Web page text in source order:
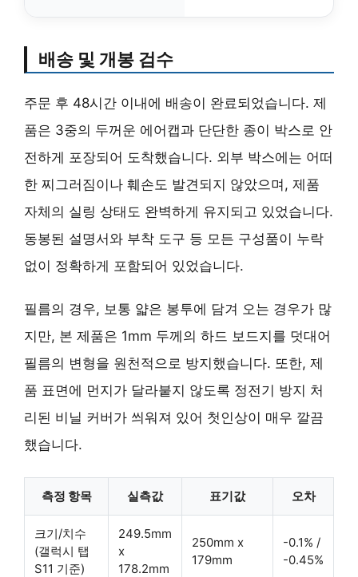
배송 및 개봉 검수
주문 후 48시간 이내에 배송이 완료되었습니다. 제
품은 3중의 두꺼운 에어캡과 단단한 종이 박스로 안
전하게 포장되어 도착했습니다. 외부 박스에는 어떠
한 찌그러짐이나 훼손도 발견되지 않았으며, 제품
자체의 실링 상태도 완벽하게 유지되고 있었습니다.
동봉된 설명서와 부착 도구 등 모든 구성품이 누락
없이 정확하게 포함되어 있었습니다.
필름의 경우, 보통 얇은 봉투에 담겨 오는 경우가 많
지만, 본 제품은 1mm 두께의 하드 보드지를 덧대어
필름의 변형을 원천적으로 방지했습니다. 또한, 제
품 표면에 먼지가 달라붙지 않도록 정전기 방지 처
리된 비닐 커버가 씌워져 있어 첫인상이 매우 깔끔
했습니다.
측정 항목 실측값 표기값 오차
크기/치수
(갤럭시 탭
S11 기준)
249.5mm
x
178.2mm
250mm x
179mm
-0.1% /
-0.45%